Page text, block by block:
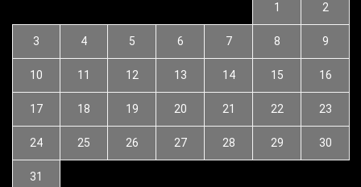
1 2
3 4 5 6 7 8 9
10 11 12 13 14 15 16
17 18 19 20 21 22 23
24 25 26 27 28 29 30
31